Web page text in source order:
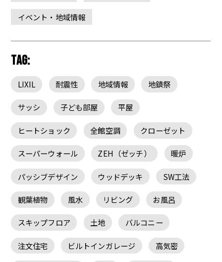
イベント・地域情報
TAG:
LIXIL 耐震性 地域情報 地鎮祭
サッシ 子ども部屋 平屋
ヒートショック 全館空調 クローゼット
スーパーウォール ZEH（ゼッチ） 暖炉
パッシブデザイン ウッドデッキ SW工法
観葉植物 風水 リビング お風呂
スキップフロア 土地 バルコニー
注文住宅 ビルトインガレージ 高気密